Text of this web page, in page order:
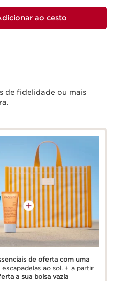
ao cesto
de fidelidade ou mais
de oferta com uma
escapadelas ao sol. + a partir
a sua bolsa vazia